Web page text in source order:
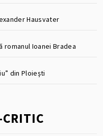
Hausvater
romanul Ioanei Bradea
din Ploiești